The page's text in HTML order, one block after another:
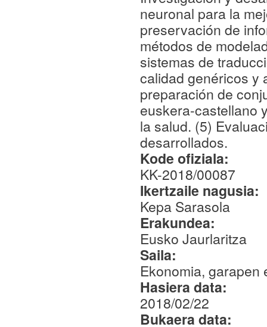
neuronal para la
preservación de
métodos de
sistemas de
calidad genéricos y
preparación de
euskera-castellano
la salud. (5)
desarrollados.
Kode ofiziala:
KK-2018/00087
Ikertzaile nagusia:
Kepa Sarasola
Erakundea:
Eusko Jaurlaritza
Saila:
Ekonomia, garapen
Hasiera data:
2018/02/22
Bukaera data: